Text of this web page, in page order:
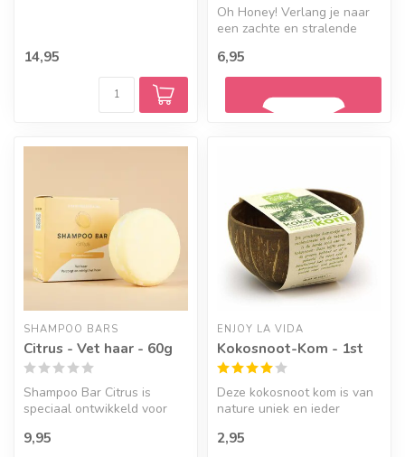
14,95
Oh Honey! Verlang je naar
een zachte en stralende
sc...
6,95
Geef een seintje
SHAMPOO BARS
Citrus - Vet haar - 60g
Shampoo Bar Citrus is
speciaal ontwikkeld voor
9,95
ENJOY LA VIDA
Kokosnoot-Kom - 1st
Deze kokosnoot kom is van
nature uniek en ieder
anders.
2,95